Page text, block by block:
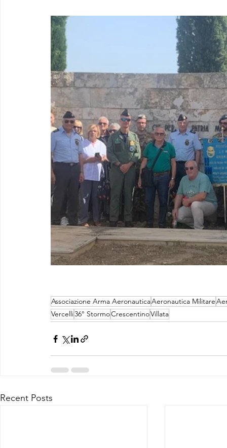
Associazione Arma AeronauticaAeronautica Militare
Vercelli36° StormoCrescentinoVillata
Recent Posts